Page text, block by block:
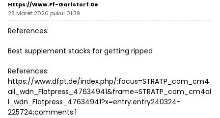
Https://www.ff-Garlstorf.de
28 Maret 2026 pukul 01:39
References:
Best supplement stacks for getting ripped
References:
https://www.dfpt.de/index.php/;focus=STRATP_com_cm4
all_wdn_Flatpress_47634941&frame=STRATP_com_cm4al
l_wdn_Flatpress_47634941?x=entry:entry240324-
225724;comments:1